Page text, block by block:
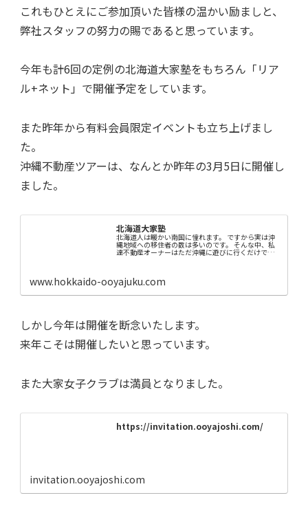
これもひとえにご参加頂いた皆様の温かい励ましと、
弊社スタッフの努力の賜であると思っています。
今年も計6回の定例の北海道大家塾をもちろん「リア
ル+ネット」で開催予定をしています。
また昨年から有料会員限定イベントも立ち上げまし
た。
沖縄不動産ツアーは、なんとか昨年の3月5日に開催し
ました。
北海道大家塾
北海道人は暖かい南国に憧れます。 ですから実は沖
縄地域への移住者の数は多いのです。 そんな中、私
達不動産オーナーはただ沖縄に遊びに行くだけでな
く、 沖縄に何らかの投資も兼ねたいと思いますよ
www.hokkaido-ooyajuku.com
しかし今年は開催を断念いたします。
来年こそは開催したいと思っています。
また大家女子クラブは満員となりました。
https://invitation.ooyajoshi.com/
invitation.ooyajoshi.com